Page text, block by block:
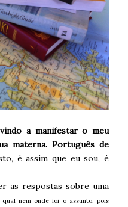
a manifestar o meu
materna. Português de
é assim que eu sou, é
as respostas sobre uma
nem onde foi o assunto, pois